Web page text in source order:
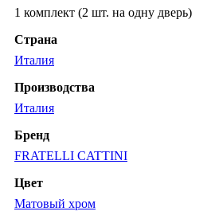
1 комплект (2 шт. на одну дверь)
Страна
Италия
Производства
Италия
Бренд
FRATELLI CATTINI
Цвет
Матовый хром